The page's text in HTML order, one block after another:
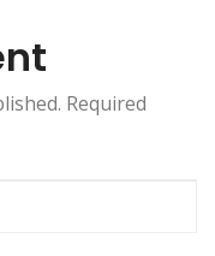
Required